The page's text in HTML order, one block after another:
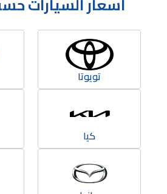
تويوتا
كيا